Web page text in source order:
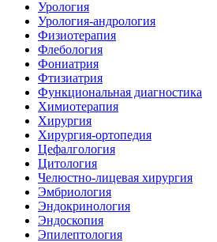
Урология
Урология-андрология
Физиотерапия
Флебология
Фониатрия
Фтизиатрия
Функциональная диагностика
Химиотерапия
Хирургия
Хирургия-ортопедия
Цефалгология
Цитология
Челюстно-лицевая хирургия
Эмбриология
Эндокринология
Эндоскопия
Эпилептология